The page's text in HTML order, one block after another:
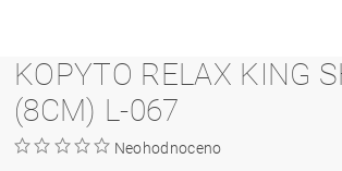
KOPYTO RELAX KING
(8CM) L-067
Neohodnoceno